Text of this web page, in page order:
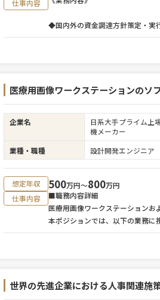
仕事内容
◆国内外の資金調達方針策定・実
医療用画像ワークステーションのソ
企業名
日系大手プライム上
機メーカー
業種・職種 設計開発エンジニア
想定年収 500万円〜800万円
仕事内容
■職務内容詳細
医療用画像ワークステーション
本ポジションでは、以下の業務に
世界の先進企業における人事関連施